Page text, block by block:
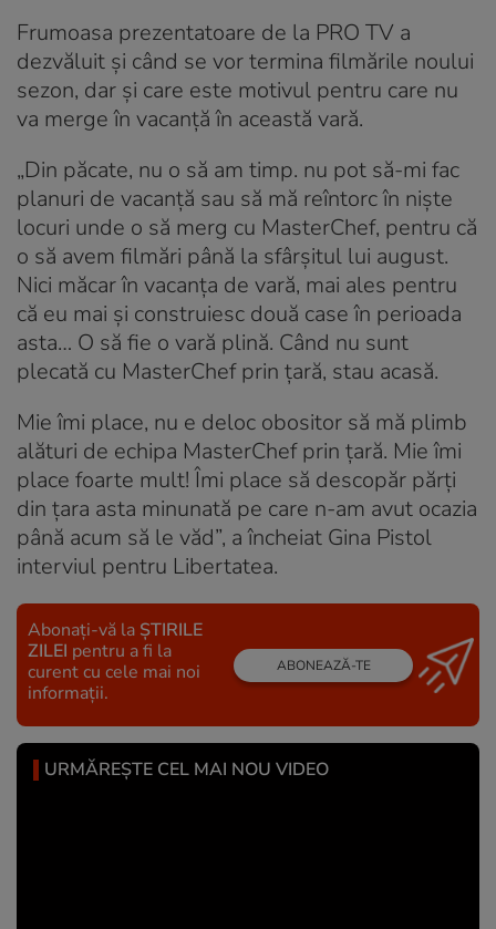
Frumoasa prezentatoare de la PRO TV a
dezvăluit și când se vor termina filmările noului
sezon, dar și care este motivul pentru care nu
va merge în vacanță în această vară.
„Din păcate, nu o să am timp. nu pot să-mi fac
planuri de vacanță sau să mă reîntorc în niște
locuri unde o să merg cu MasterChef, pentru că
o să avem filmări până la sfârșitul lui august.
Nici măcar în vacanța de vară, mai ales pentru
că eu mai și construiesc două case în perioada
asta… O să fie o vară plină. Când nu sunt
plecată cu MasterChef prin țară, stau acasă.
Mie îmi place, nu e deloc obositor să mă plimb
alături de echipa MasterChef prin țară. Mie îmi
place foarte mult! Îmi place să descopăr părți
din țara asta minunată pe care n-am avut ocazia
până acum să le văd”, a încheiat Gina Pistol
interviul pentru Libertatea.
Abonați-vă la ȘTIRILE
ZILEI pentru a fi la
curent cu cele mai noi
informații.
ABONEAZĂ-TE
URMĂREȘTE CEL MAI NOU VIDEO